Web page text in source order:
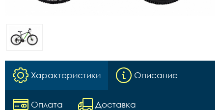
Характеристики Описание
Оплата Доставка